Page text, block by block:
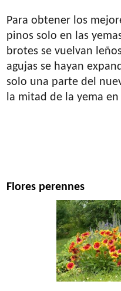
Para obtener los
pinos solo en las
brotes se vuelvan
agujas se hayan
solo una parte del
la mitad de la yema
Flores perennes